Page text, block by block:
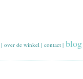
| over de winkel | contact | blog